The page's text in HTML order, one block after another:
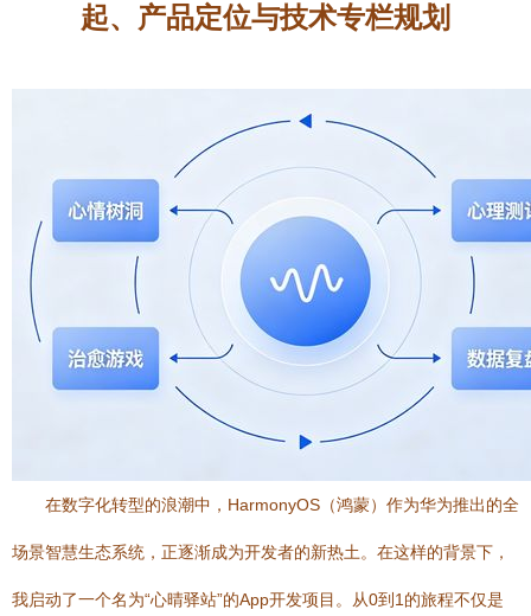
起、产品定位与技术专栏规划
在数字化转型的浪潮中，HarmonyOS（鸿蒙）作为华为推出的全
场景智慧生态系统，正逐渐成为开发者的新热土。在这样的背景下，
我启动了一个名为“心晴驿站”的App开发项目。从0到1的旅程不仅是